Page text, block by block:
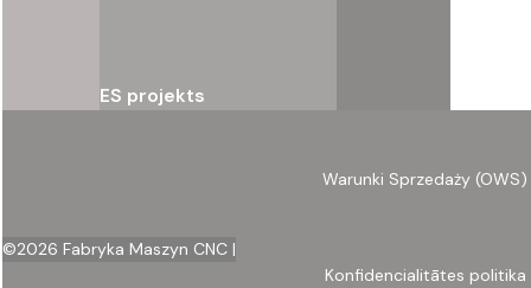
ES projekts
©2026 Fabryka Maszyn CNC |
Warunki Sprzedaży (OWS)
Konfidencialitātes politika